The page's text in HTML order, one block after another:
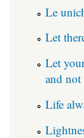
Le
Let
Let
and not
Life